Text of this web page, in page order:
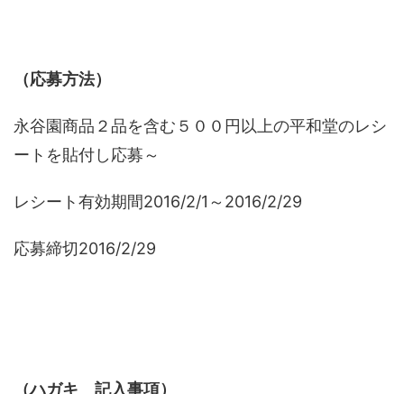
（応募方法）
永谷園商品２品を含む５００円以上の平和堂のレシ
ートを貼付し応募～
レシート有効期間2016/2/1～2016/2/29
応募締切2016/2/29
（ハガキ 記入事項）